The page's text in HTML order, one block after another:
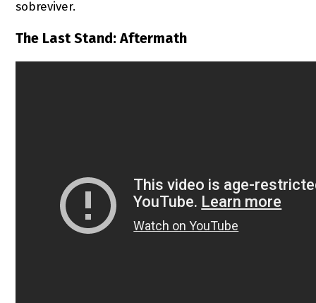
sobreviver.
The Last Stand: Aftermath